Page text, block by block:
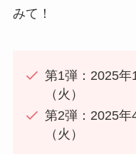
みて！
第1弾：2025年
（火）
第2弾：2025年
（火）